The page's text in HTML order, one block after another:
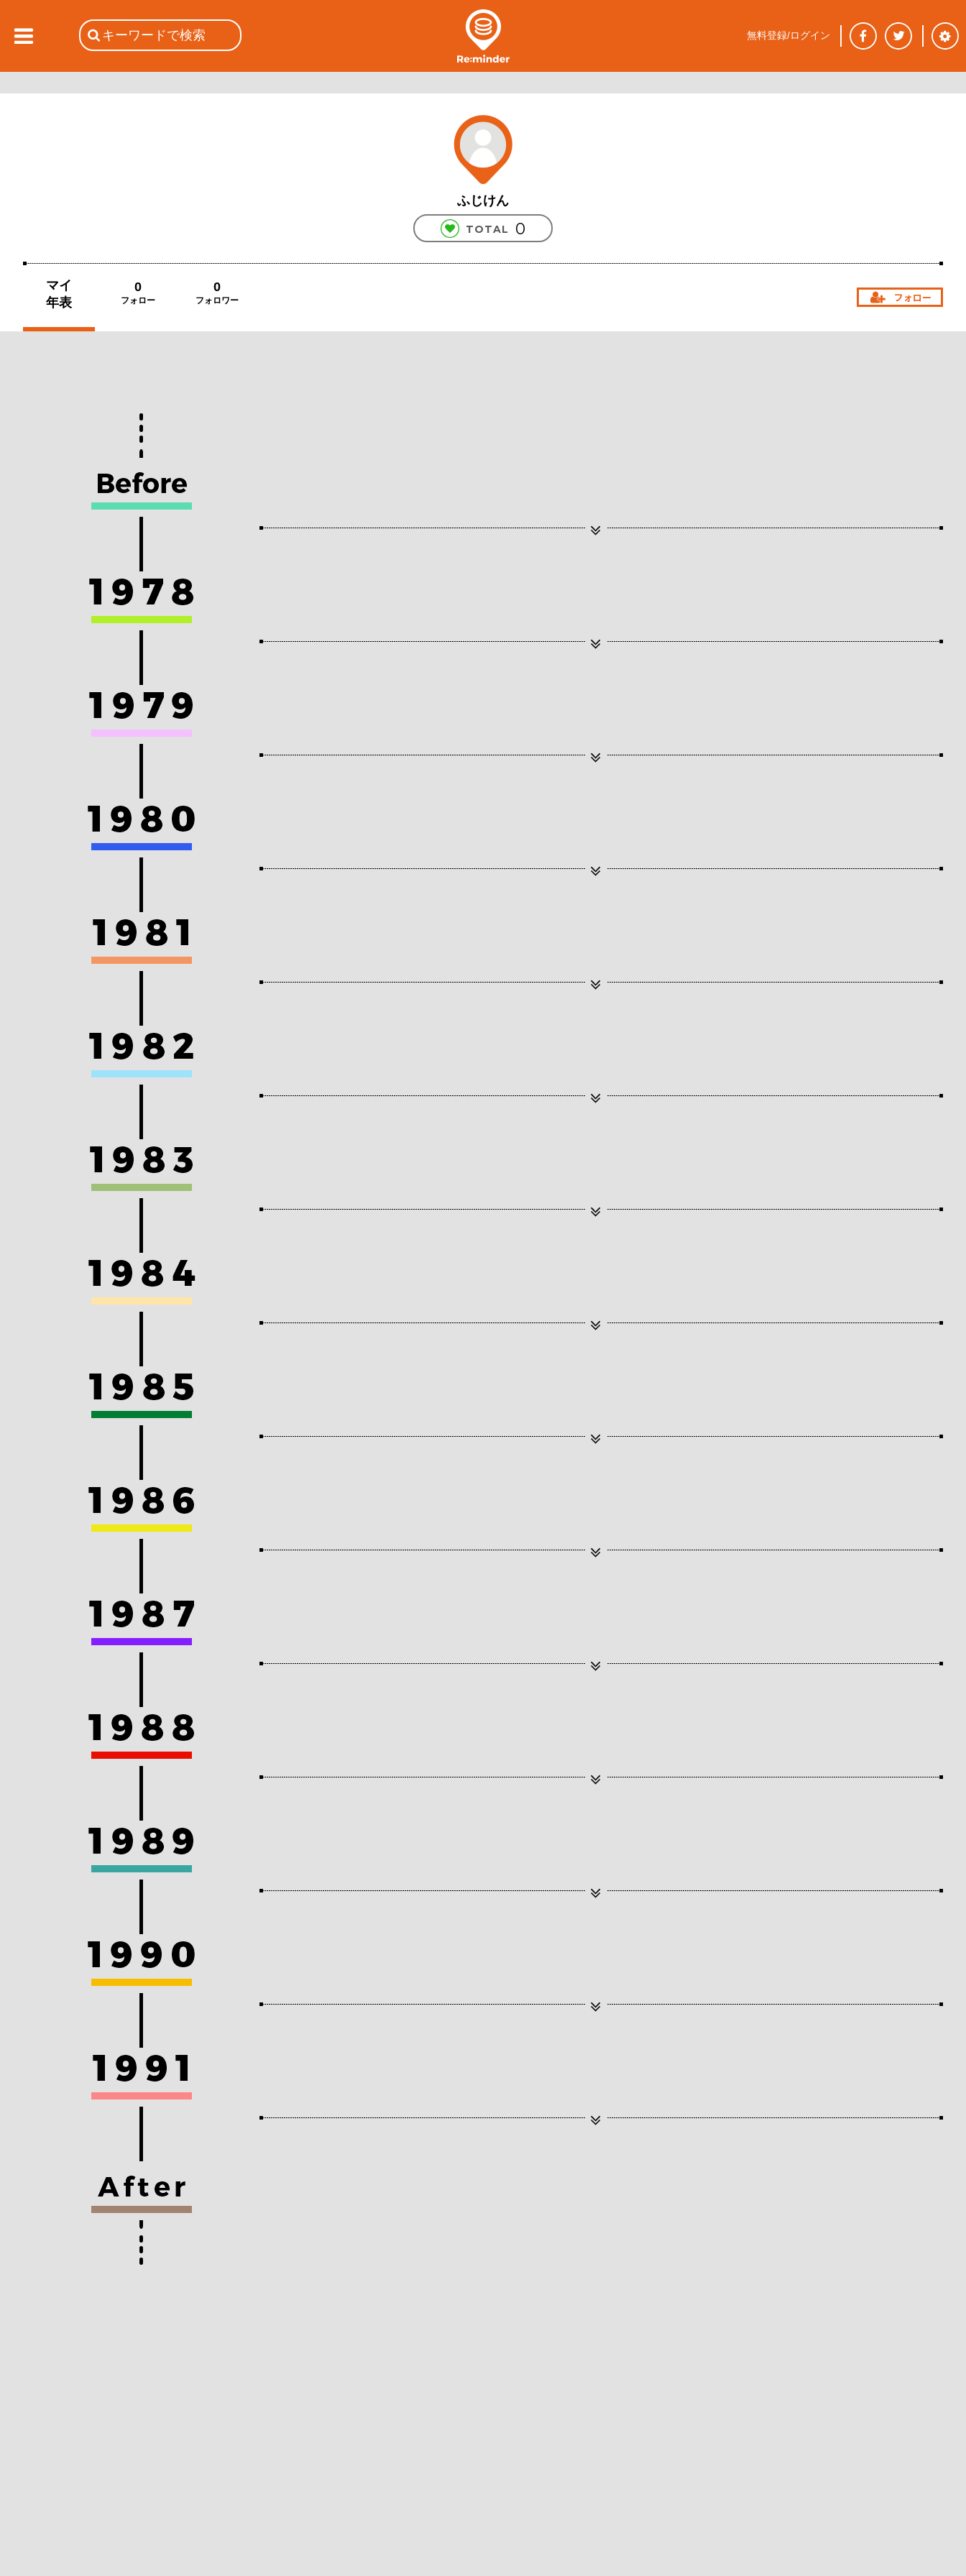
ふじけん
TOTAL 0
マイ
年表
0
フォロー
0
フォロワー
無料登録/ログイン